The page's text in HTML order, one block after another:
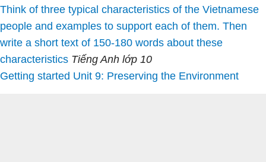
Think of three typical characteristics of the Vietnamese
people and examples to support each of them. Then
write a short text of 150-180 words about these
characteristics Tiếng Anh lớp 10
Getting started Unit 9: Preserving the Environment